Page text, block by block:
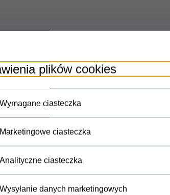
Zegarek
plików cookies
Wymagane ciasteczka
Marketingowe ciasteczka
Analityczne ciasteczka
Wysyłanie danych marketingowych